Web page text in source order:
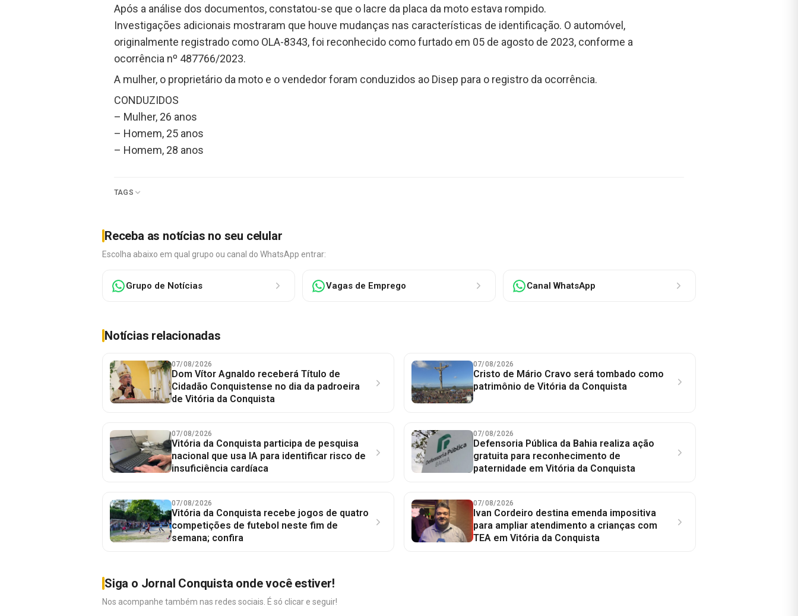
Após a análise dos documentos, constatou-se que o lacre da placa da moto estava rompido.
Investigações adicionais mostraram que houve mudanças nas características de identificação. O automóvel,
originalmente registrado como OLA-8343, foi reconhecido como furtado em 05 de agosto de 2023, conforme a
ocorrência nº 487766/2023.
A mulher, o proprietário da moto e o vendedor foram conduzidos ao Disep para o registro da ocorrência.
CONDUZIDOS
– Mulher, 26 anos
– Homem, 25 anos
– Homem, 28 anos
TAGS
Receba as notícias no seu celular
Escolha abaixo em qual grupo ou canal do WhatsApp entrar:
Grupo de Notícias Vagas de Emprego Canal WhatsApp
Notícias relacionadas
07/08/2026
Dom Vítor Agnaldo receberá Título de
Cidadão Conquistense no dia da padroeira
de Vitória da Conquista
07/08/2026
Cristo de Mário Cravo será tombado como
patrimônio de Vitória da Conquista
07/08/2026
Vitória da Conquista participa de pesquisa
nacional que usa IA para identificar risco de
insuficiência cardíaca
07/08/2026
Defensoria Pública da Bahia realiza ação
gratuita para reconhecimento de
paternidade em Vitória da Conquista
07/08/2026
Vitória da Conquista recebe jogos de quatro
competições de futebol neste fim de
semana; confira
07/08/2026
Ivan Cordeiro destina emenda impositiva
para ampliar atendimento a crianças com
TEA em Vitória da Conquista
Siga o Jornal Conquista onde você estiver!
Nos acompanhe também nas redes sociais. É só clicar e seguir!